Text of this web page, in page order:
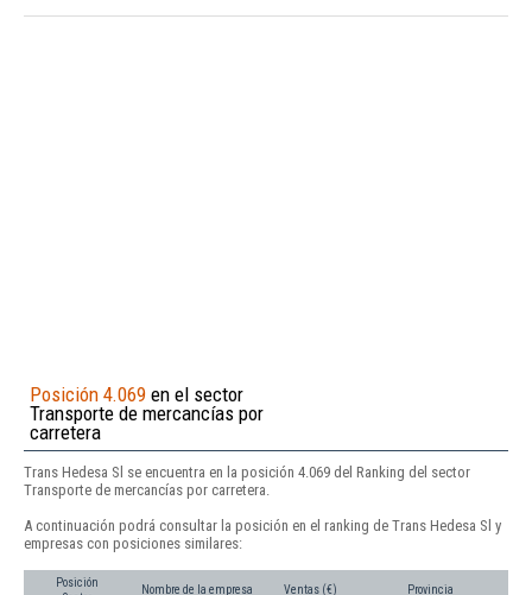
Posición 4.069 en el sector
Transporte de mercancías por
carretera
Trans Hedesa Sl se encuentra en la posición 4.069 del Ranking del sector
Transporte de mercancías por carretera.
A continuación podrá consultar la posición en el ranking de Trans Hedesa Sl y
empresas con posiciones similares:
Posición
Nombre de la empresa Ventas (€) Provincia